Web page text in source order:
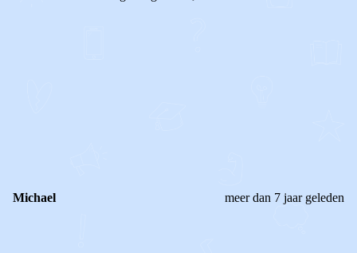
Michael meer dan 7 jaar geleden